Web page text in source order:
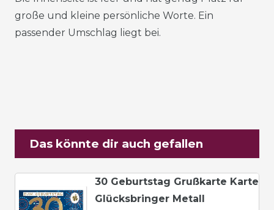
große und kleine persönliche Worte. Ein
passender Umschlag liegt bei.
Das könnte dir auch gefallen
30 Geburtstag Grußkarte Karte
Glücksbringer Metall